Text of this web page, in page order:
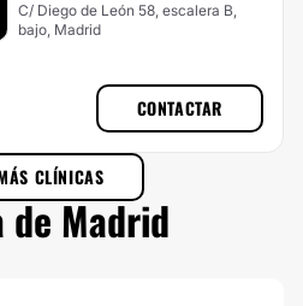
C/ Diego de León 58, escalera B,
bajo, Madrid
CONTACTAR
CLÍNICAS
Madrid